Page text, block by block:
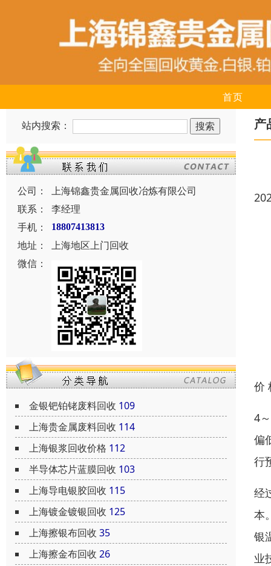
首页
站内搜索：
公司：
上海锦鑫贵金属回收冶炼有限公司
联系：
李经理
手机：
18807413813
地址：
上海地区上门回收
微信：
金银钯铂铑废料回收 109
上海贵金属废料回收 114
上海银浆回收价格 112
半导体芯片蓝膜回收 103
上海导电银胶回收 115
上海镀金镀银回收 125
上海擦银布回收 35
上海擦金布回收 26
产
价
4
偏
行
经
本
银
业